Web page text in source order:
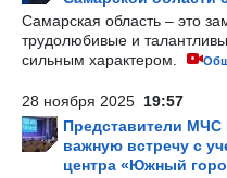
Самарская область – это
трудолюбивые и
сильным характером.
28 ноября 2025 19:57
Представители МЧС
важную встречу с
центра «Южный